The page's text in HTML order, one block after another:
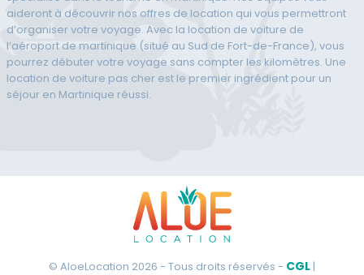
aideront à découvrir nos offres de location qui vous permettront
d’organiser votre voyage. Avec la location de voiture de
l’aéroport de martinique (situé au Sud de Fort-de-France), vous
pourrez débuter votre voyage sans compter les kilomètres. Une
location de voiture pas cher est le premier ingrédient pour un
séjour en Martinique réussi.
© AloeLocation 2026 - Tous droits réservés - CGL |